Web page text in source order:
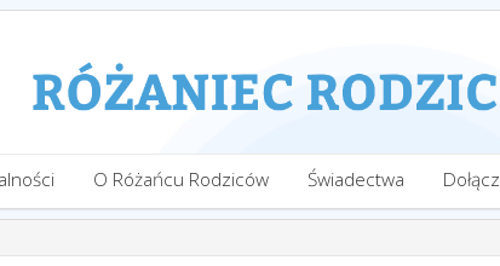
O Różańcu Rodziców Świadectwa Dołącz